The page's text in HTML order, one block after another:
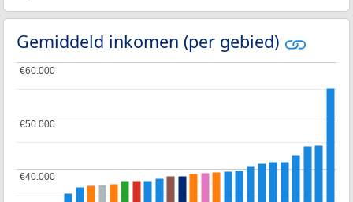
Gemiddeld inkomen (per gebied)
€40.000
€40.000
€50.000
€50.000
€60.000
€60.000